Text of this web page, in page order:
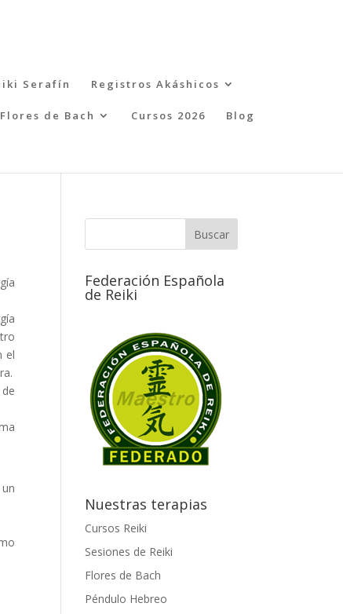
Serafín Registros Akáshicos
Flores de Bach Cursos 2026 Blog
el
Federación Española
de Reiki
Nuestras terapias
Cursos Reiki
Sesiones de Reiki
Flores de Bach
Péndulo Hebreo